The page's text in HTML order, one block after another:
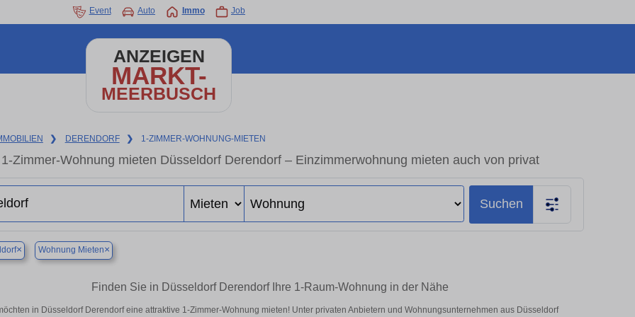
Event Auto Immo Job
ANZEIGEN
MARKT-
MEERBUSCH
❯ DERENDORF ❯ 1-ZIMMER-WOHNUNG-MIETEN
1-Zimmer-Wohnung mieten Düsseldorf Derendorf – Einzimmerwohnung mieten auch von privat
Suchen
× Wohnung Mieten×
Finden Sie in Düsseldorf Derendorf Ihre 1-Raum-Wohnung in der Nähe
in Düsseldorf Derendorf eine attraktive 1-Zimmer-Wohnung mieten! Unter privaten Anbietern und Wohnungsunternehmen aus Düsseldorf